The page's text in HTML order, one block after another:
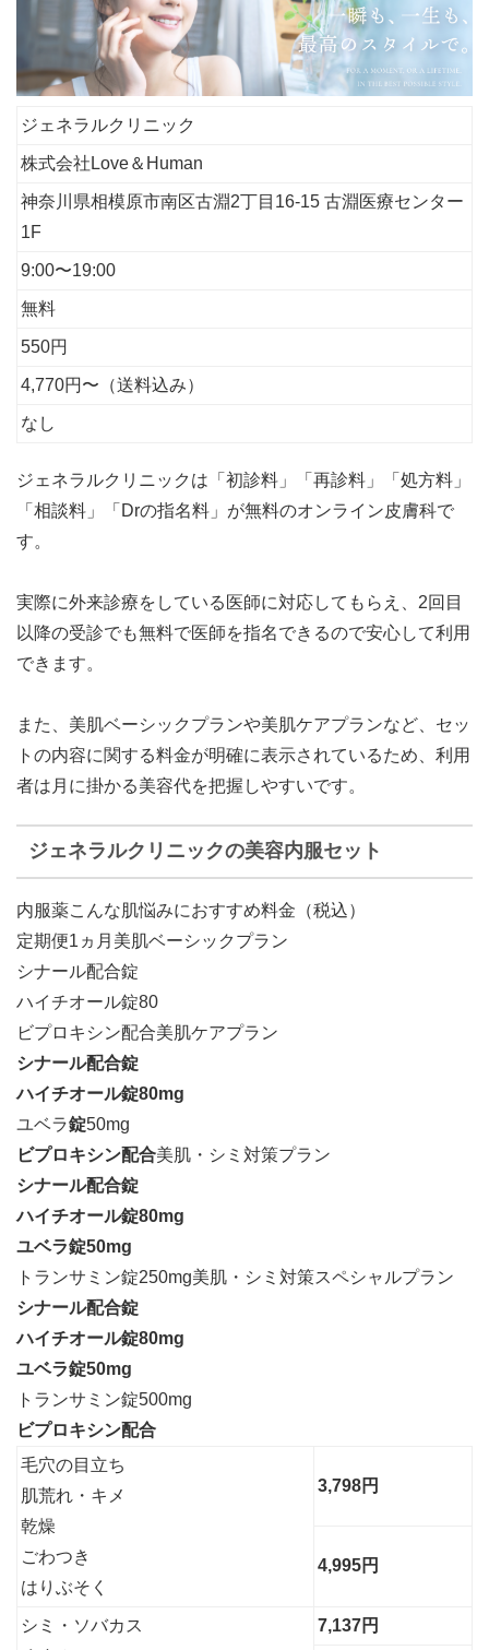
ジェネラルクリニック
株式会社Love＆Human
神奈川県相模原市南区古淵2丁目16-15 古淵医療センター
1F
9:00〜19:00
無料
550円
4,770円〜（送料込み）
なし
ジェネラルクリニックは「初診料」「再診料」「処方料」
「相談料」「Drの指名料」が無料のオンライン皮膚科で
す。
実際に外来診療をしている医師に対応してもらえ、2回目
以降の受診でも無料で医師を指名できるので安心して利用
できます。
また、美肌ベーシックプランや美肌ケアプランなど、セッ
トの内容に関する料金が明確に表示されているため、利用
者は月に掛かる美容代を把握しやすいです。
ジェネラルクリニックの美容内服セット
内服薬こんな肌悩みにおすすめ料金（税込）
定期便1ヵ月美肌ベーシックプラン
シナール配合錠
ハイチオール錠80
ビプロキシン配合美肌ケアプラン
シナール配合錠
ハイチオール錠80mg
ユベラ錠50mg
ビプロキシン配合美肌・シミ対策プラン
シナール配合錠
ハイチオール錠80mg
ユベラ錠50mg
トランサミン錠250mg美肌・シミ対策スペシャルプラン
シナール配合錠
ハイチオール錠80mg
ユベラ錠50mg
トランサミン錠500mg
ビプロキシン配合
毛穴の目立ち
肌荒れ・キメ
乾燥
ごわつき
はりぶそく
3,798円
4,995円
シミ・ソバカス
7,137円